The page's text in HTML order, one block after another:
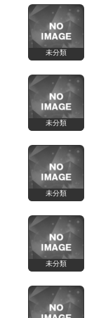
付き）
き）
未分類
未分類
未分類
未分類